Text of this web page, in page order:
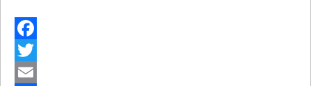
Facebook
Twitter